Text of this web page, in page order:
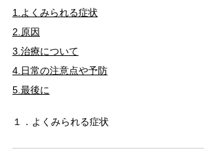
1.よくみられる症状
2.原因
3.治療について
4.日常の注意点や予防
5.最後に
１．よくみられる症状